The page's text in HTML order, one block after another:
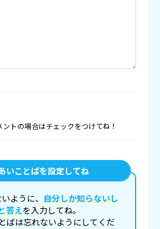
トの場合はチェックをつけてね！
いことばを設定してね
ように、 自分しか知らないし
答えを入力してね。
ばは忘れないようにしてくだ